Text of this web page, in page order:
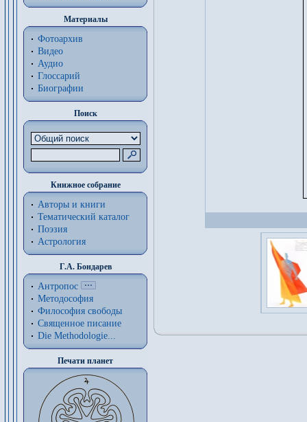
Материалы
Фотоархив
Видео
Аудио
Глоссарий
Биографии
Поиск
Книжное собрание
Авторы и книги
Тематический каталог
Поэзия
Астрология
Г.А. Бондарев
Антропос
Методософия
Философия cвободы
Священное писание
Die Methodologie...
Печати планет